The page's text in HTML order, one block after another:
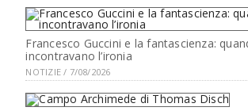
Francesco Guccini e la fantascienza:
incontravano l’ironia
NOTIZIE / 7/08/2026